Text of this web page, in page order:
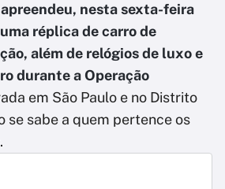
nesta sexta-feira
réplica de carro de
além de relógios de luxo e
durante a Operação
em São Paulo e no Distrito
se sabe a quem pertence os